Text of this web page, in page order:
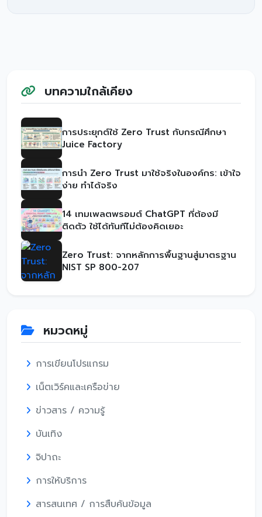
บทความใกล้เคียง
การประยุกต์ใช้ Zero Trust กับกรณีศึกษา
Juice Factory
การนำ Zero Trust มาใช้จริงในองค์กร: เข้าใจ
ง่าย ทำได้จริง
14 เทมเพลตพรอมต์ ChatGPT ที่ต้องมี
ติดตัว ใช้ได้ทันทีไม่ต้องคิดเยอะ
Zero Trust: จากหลักการพื้นฐานสู่มาตรฐาน
NIST SP 800-207
หมวดหมู่
การเขียนโปรแกรม
เน็ตเวิร์คและเครือข่าย
ข่าวสาร / ความรู้
บันเทิง
จิปาถะ
การให้บริการ
สารสนเทศ / การสืบค้นข้อมูล